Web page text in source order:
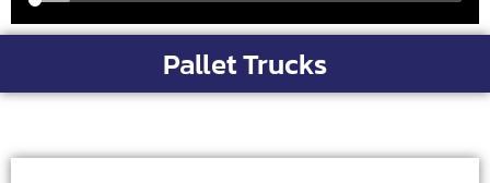
Pallet Trucks